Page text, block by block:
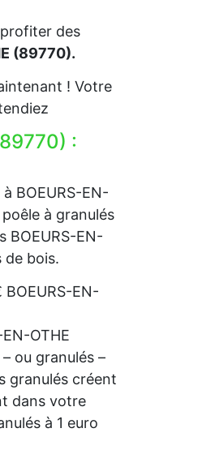
des
(89770).
! Votre
:
BOEURS-EN-
à granulés
BOEURS-EN-
de bois.
EN-
OTHE
ou granulés –
granulés créent
dans votre
à 1 euro